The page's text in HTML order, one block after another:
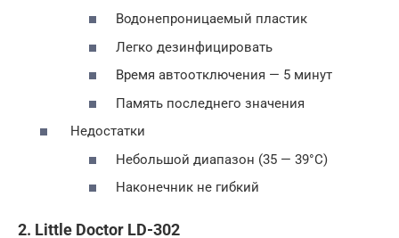
Водонепроницаемый пластик
Легко дезинфицировать
Время автоотключения — 5 минут
Память последнего значения
Недостатки
Небольшой диапазон (35 — 39°C)
Наконечник не гибкий
2. Little Doctor LD-302